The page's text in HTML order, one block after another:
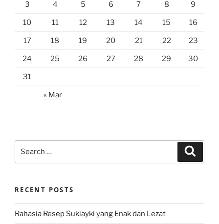
3 4 5 6 7 8 9
10 11 12 13 14 15 16
17 18 19 20 21 22 23
24 25 26 27 28 29 30
31
« Mar
RECENT POSTS
Rahasia Resep Sukiayki yang Enak dan Lezat